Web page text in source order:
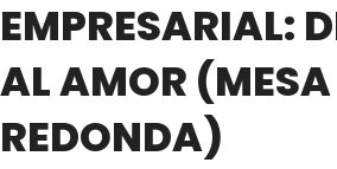
EMPRESARIAL:
AL AMOR (MESA
REDONDA)